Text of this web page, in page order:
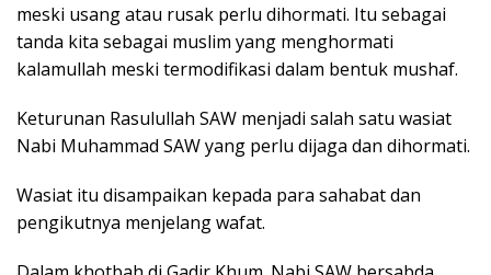
meski usang atau rusak perlu dihormati. Itu sebagai
tanda kita sebagai muslim yang menghormati
kalamullah meski termodifikasi dalam bentuk mushaf.
Keturunan Rasulullah SAW menjadi salah satu wasiat
Nabi Muhammad SAW yang perlu dijaga dan dihormati.
Wasiat itu disampaikan kepada para sahabat dan
pengikutnya menjelang wafat.